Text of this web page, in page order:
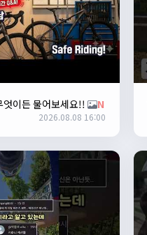
이든 물어보세요!! N
2026.08.08 16:00